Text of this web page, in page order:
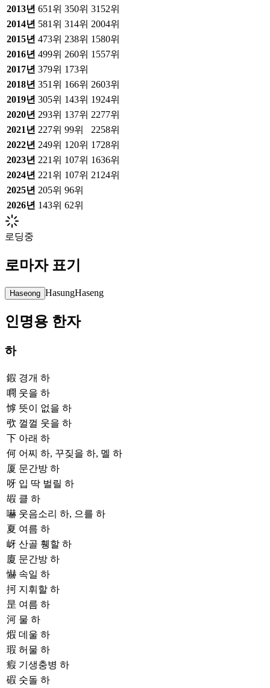
2013년 651위 350위 3152위
2014년 581위 314위 2004위
2015년 473위 238위 1580위
2016년 499위 260위 1557위
2017년 379위 173위
2018년 351위 166위 2603위
2019년 305위 143위 1924위
2020년 293위 137위 2277위
2021 년 227위 99위
2258위
2022년 249위 120위 1728위
2023년 221위 107위 1636위
2024년 221위 107위 2124위
2025년 205위 96위
2026년 143위 62위
로딩중
로마자 표기
Haseong HasungHaseng
인명용 한자
하
鍜 경개 하
㗿 웃을 하
㦆 뜻이 없을 하
㰤 껄껄 웃을 하
下 아래 하
何 어찌 하, 꾸짖을 하, 멜 하
厦 문간방 하
呀 입 딱 벌릴 하
嘏 클 하
嚇 웃음소리 하, 으를 하
夏 여름 하
岈 산골 휑할 하
廈 문간방 하
懗 속일 하
抲 지휘할 하
昰 여름 하
河 물 하
煆 데울 하
瑕 허물 하
瘕 기생충병 하
碬 숫돌 하